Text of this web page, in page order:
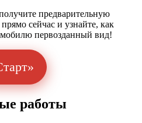
предварительную
сейчас и узнайте, как
первозданный вид!
работы